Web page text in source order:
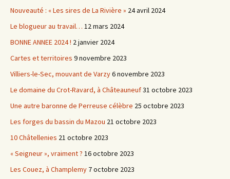
Nouveauté : « Les sires de La Rivière » 24 avril 2024
Le blogueur au travail… 12 mars 2024
BONNE ANNEE 2024 ! 2 janvier 2024
Cartes et territoires 9 novembre 2023
Villiers-le-Sec, mouvant de Varzy6 novembre 2023
Le domaine du Crot-Ravard, à Châteauneuf31 octobre 2023
Une autre baronne de Perreuse célèbre 25 octobre 2023
Les forges du bassin du Mazou 21 octobre 2023
10 Châtellenies 21 octobre 2023
« Seigneur », vraiment ? 16 octobre 2023
Les Couez, à Champlemy 7 octobre 2023